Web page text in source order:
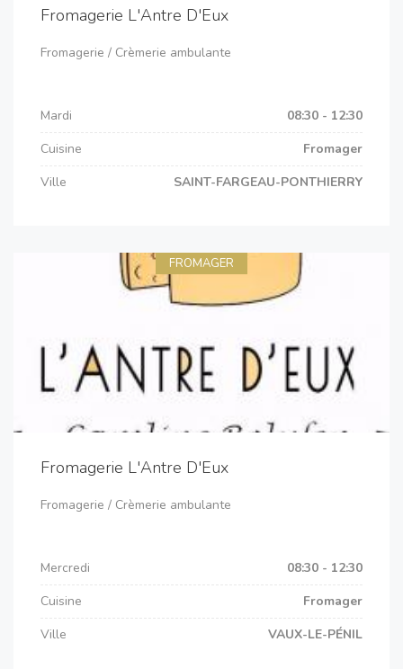
Fromagerie L'Antre D'Eux
Fromagerie / Crèmerie ambulante
Mardi
08:30 - 12:30
Cuisine
Fromager
Ville
SAINT-FARGEAU-PONTHIERRY
FROMAGER
Fromagerie L'Antre D'Eux
Fromagerie / Crèmerie ambulante
Mercredi
08:30 - 12:30
Cuisine
Fromager
Ville
VAUX-LE-PÉNIL